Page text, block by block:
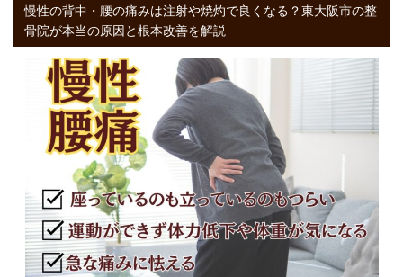
慢性の背中・腰の痛みは注射や焼灼で良くなる？東大阪市の整
骨院が本当の原因と根本改善を解説